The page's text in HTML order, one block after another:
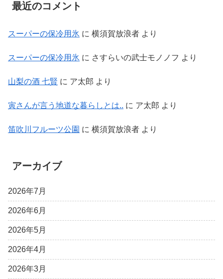
最近のコメント
スーパーの保冷用氷 に 横須賀放浪者 より
スーパーの保冷用氷 に さすらいの武士モノノフ より
山梨の酒 七賢 に ア太郎 より
寅さんが言う地道な暮らしとは.. に ア太郎 より
笛吹川フルーツ公園 に 横須賀放浪者 より
アーカイブ
2026年7月
2026年6月
2026年5月
2026年4月
2026年3月